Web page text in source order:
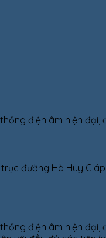
điện âm hiện đại,
đường Hà Huy
điện âm hiện đại,